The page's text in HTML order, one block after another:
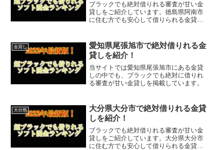
ブラックでも絶対借りれる審査が甘い金
貸しをご紹介しています。徳島県阿南市
に住む方でも安心して借りられる金貸し
はなく、国または徳島県阿南市で貸金業
登録をしている正規の金貸し...
金貸し
愛知県尾張旭市で絶対借りれる金
貸しを紹介！
当サイトでは愛知県尾張旭市にある金貸
しの中でも、ブラックでも絶対に借りれ
る審査が甘い金貸しを掲載しています。
大分県
大分県大分市で絶対借りれる金貸
しを紹介！
ブラックでも絶対借りれる審査が甘い金
貸しをご紹介しています。大分県大分市
に住む方でも安心して借りられる金貸し